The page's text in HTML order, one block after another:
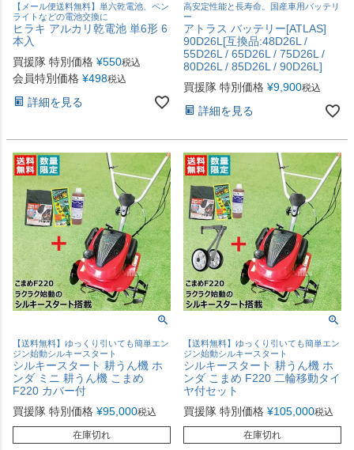
【メール便送料無料】単六乾電池、ペン
ライトなどの電池交換に
ヒラキ アルカリ乾電池 単6形 6
本入
買援隊 特別価格 ¥550税込
会員特別価格 ¥498税込
詳細を見る
高安定性能と長寿命。国産車用バッテリ
ー
アトラス バッテリー[ATLAS]
90D26L[互換品:48D26L /
55D26L / 65D26L / 75D26L /
80D26L / 85D26L / 90D26L]
買援隊 特別価格 ¥9,900税込
詳細を見る
【送料無料】ゆっくり引いても簡単エン
ジン始動シルキースタート
シルキースタート 耕うん機 ホ
ンダ ミニ 耕うん機 こまめ
F220 カバー付
買援隊 特別価格 ¥95,000税込
在庫切れ
【送料無料】ゆっくり引いても簡単エン
ジン始動シルキースタート
シルキースタート 耕うん機 ホ
ンダ こまめ F220 二輪移動タイ
ヤ付セット
買援隊 特別価格 ¥105,000税込
在庫切れ